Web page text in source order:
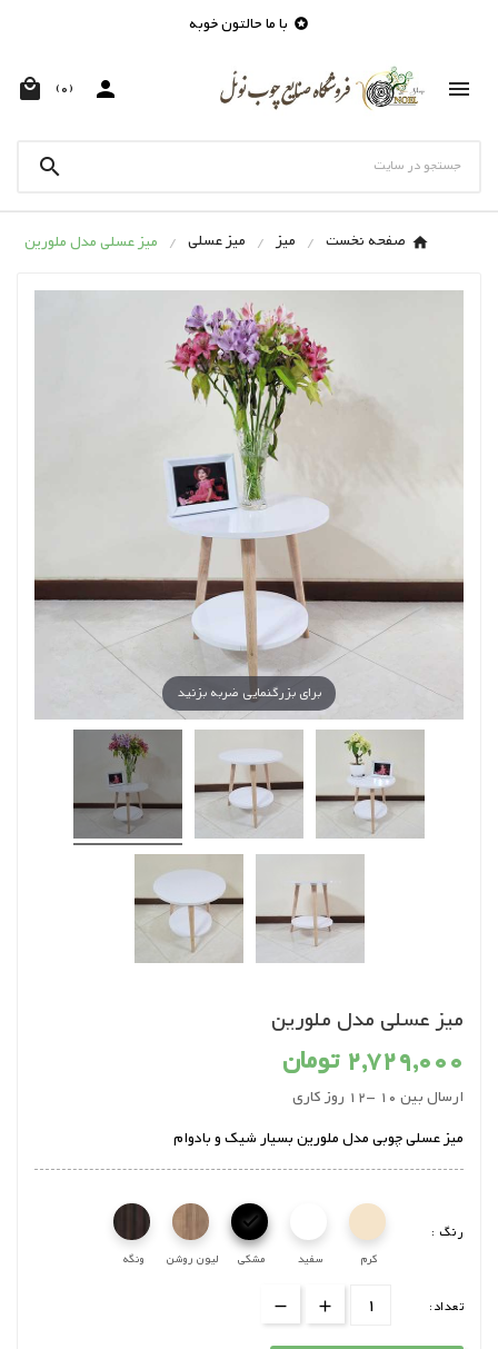
 با ما حالتون خوبه


 (0)

صفحه نخست میز میز عسلی میز عسلی مدل ملورین
برای بزرگنمایی ضربه بزنید
میز عسلی مدل ملورین
2,729,000 تومان
ارسال بین 10 -12 روز کاری
میز عسلی چوبی مدل ملورین بسیار شیک و بادوام
رنگ :
کرم سفید مشکی

لیون روشن ونگه
تعداد: